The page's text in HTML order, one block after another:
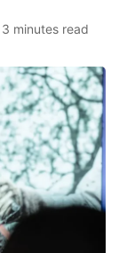
3 minutes read